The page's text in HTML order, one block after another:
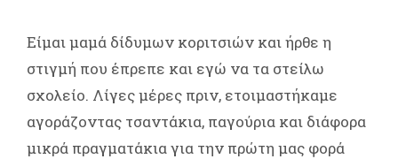
Είμαι μαμά δίδυμων κοριτσιών και ήρθε η
στιγμή που έπρεπε και εγώ να τα στείλω
σχολείο. Λίγες μέρες πριν, ετοιμαστήκαμε
αγοράζοντας τσαντάκια, παγούρια και διάφορα
μικρά πραγματάκια για την πρώτη μας φορά